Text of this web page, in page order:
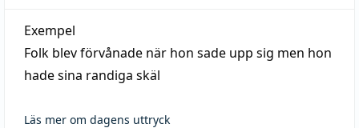
Exempel
Folk blev förvånade när hon sade upp sig men hon
hade sina randiga skäl
Läs mer om dagens uttryck